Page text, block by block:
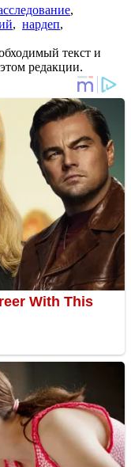
,
, нардеп,
текст и
редакции.